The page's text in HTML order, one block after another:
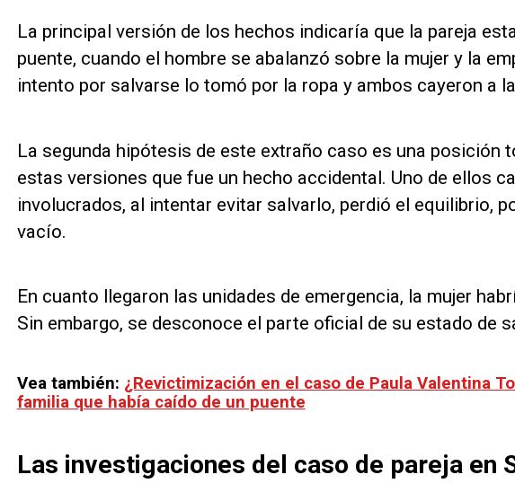
La principal versión de los hechos indicaría que la pareja
puente, cuando el hombre se abalanzó sobre la mujer y la
intento por salvarse lo tomó por la ropa y ambos cayeron a
La segunda hipótesis de este extraño caso es una posición
estas versiones que fue un hecho accidental. Uno de ellos
involucrados, al intentar evitar salvarlo, perdió el equilibrio,
vacío.
En cuanto llegaron las unidades de emergencia, la mujer
Sin embargo, se desconoce el parte oficial de su estado de
Vea también: ¿Revictimización en el caso de Paula Valentina
familia que había caído de un puente
Las investigaciones del caso de pareja en